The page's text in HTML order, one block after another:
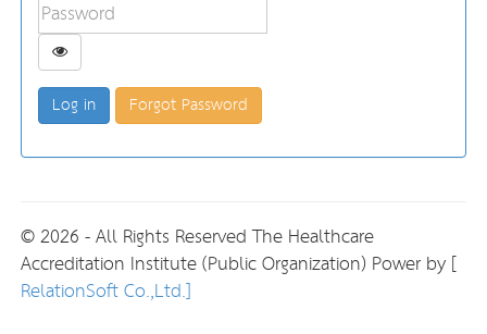
Forgot Password
© 2026 - All Rights Reserved The Healthcare
Accreditation Institute (Public Organization) Power by [
RelationSoft Co.,Ltd.]